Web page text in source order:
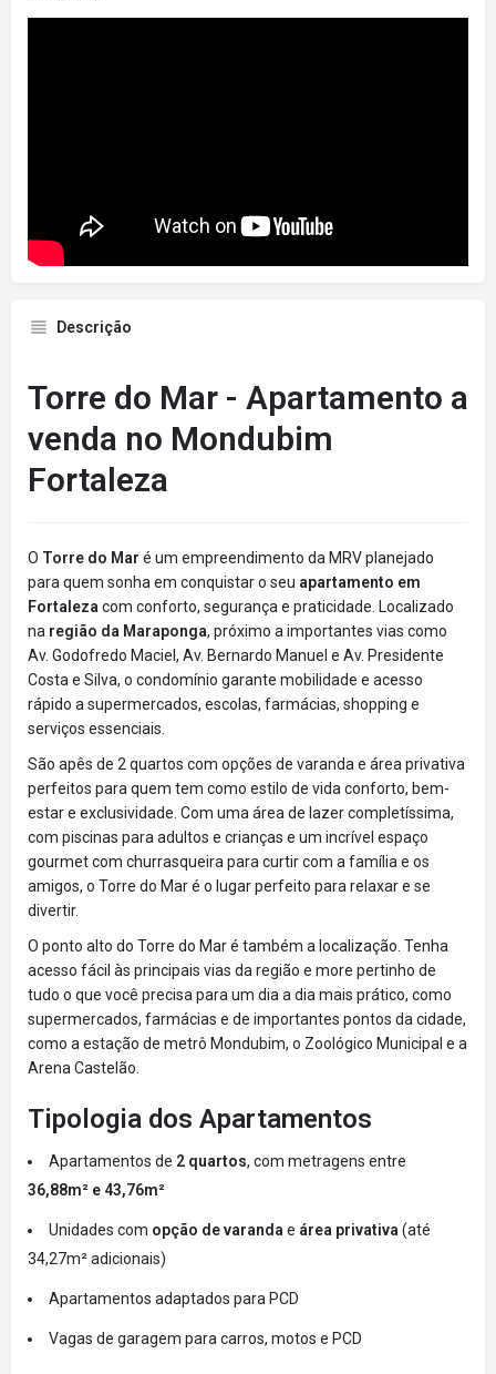
Descrição
Torre do Mar - Apartamento a
venda no Mondubim
Fortaleza
O Torre do Mar é um empreendimento da MRV planejado
para quem sonha em conquistar o seu apartamento em
Fortaleza com conforto, segurança e praticidade. Localizado
na região da Maraponga, próximo a importantes vias como
Av. Godofredo Maciel, Av. Bernardo Manuel e Av. Presidente
Costa e Silva, o condomínio garante mobilidade e acesso
rápido a supermercados, escolas, farmácias, shopping e
serviços essenciais.
São apês de 2 quartos com opções de varanda e área privativa
perfeitos para quem tem como estilo de vida conforto, bem-
estar e exclusividade. Com uma área de lazer completíssima,
com piscinas para adultos e crianças e um incrível espaço
gourmet com churrasqueira para curtir com a família e os
amigos, o Torre do Mar é o lugar perfeito para relaxar e se
divertir.
O ponto alto do Torre do Mar é também a localização. Tenha
acesso fácil às principais vias da região e more pertinho de
tudo o que você precisa para um dia a dia mais prático, como
supermercados, farmácias e de importantes pontos da cidade,
como a estação de metrô Mondubim, o Zoológico Municipal e a
Arena Castelão.
Tipologia dos Apartamentos
Apartamentos de 2 quartos, com metragens entre
36,88m² e 43,76m²
Unidades com opção de varanda e área privativa (até
34,27m² adicionais)
Apartamentos adaptados para PCD
Vagas de garagem para carros, motos e PCD